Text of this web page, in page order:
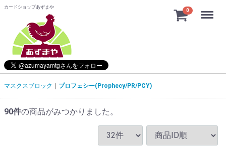
カードショップあずまや
0 Menu
マスクスブロック プロフェシー(Prophecy/PR/PCY)
90件の商品がみつかりました。